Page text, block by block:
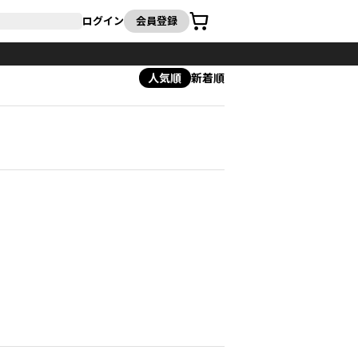
ログイン 会員登録
カート
人気順 新着順